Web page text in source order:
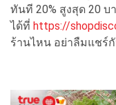
ทันที 20% สูงสุด 20
ได้ที่ https://
ร้านไหน อย่าลืมแชร์